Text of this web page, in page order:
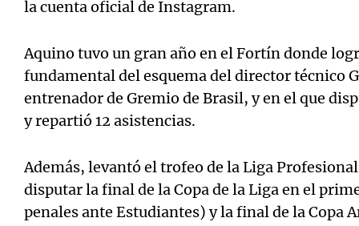
la cuenta oficial de Instagram.
Aquino tuvo un gran año en el Fortín donde
fundamental del esquema del director técnico
entrenador de Gremio de Brasil, y en el que
y repartió 12 asistencias.
Además, levantó el trofeo de la Liga
disputar la final de la Copa de la Liga en el
penales ante Estudiantes) y la final de la Copa